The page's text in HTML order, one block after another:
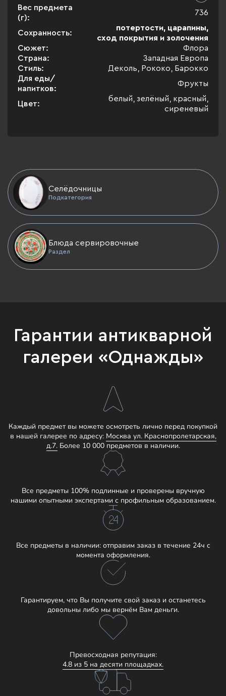
Вес предмета
(г):
736
Сохранность:
потертости, царапины,
сход покрытия и золочения
Сюжет:
Флора
Страна:
Западная Европа
Стиль:
Деколь, Рококо, Барокко
Для еды/
напитков:
Фрукты
Цвет:
белый, зелёный, красный,
сиреневый
Селёдочницы
Подкатегория
Блюда сервировочные
Раздел
Гарантии антикварной
галереи «Однажды»
Каждый предмет вы можете осмотреть лично перед покупкой
в нашей галерее по адресу: Москва ул. Краснопролетарская,
д.7.Более 10 000 предметов в наличии.
Все предметы 100% подлинные и проверены вручную
нашими опытными экспертами с профильным образованием.
Все предметы в наличии: отправим заказ в течение 24ч с
момента оформления.
Гарантируем, что Вы получите свой заказ и останетесь
довольны либо мы вернём Вам деньги.
Превосходная репутация:
4.8 из 5 на десяти площадках.